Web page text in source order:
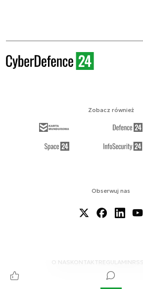
Obserwuj nas
O NAS KONTAKTREGULAMINRSS
Zobacz również